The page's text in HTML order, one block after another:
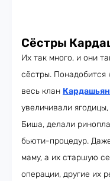
Сёстры
Их так много, и они
сёстры. Понадобится
весь клан
увеличивали
Биша, делали
бьюти-процедур.
маму, а их старшую
операции, другие их